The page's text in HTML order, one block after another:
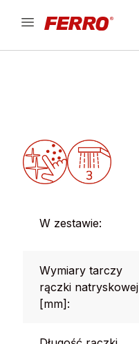
W zestawie:
Wymiary tarczy
rączki natryskowej
[mm]: